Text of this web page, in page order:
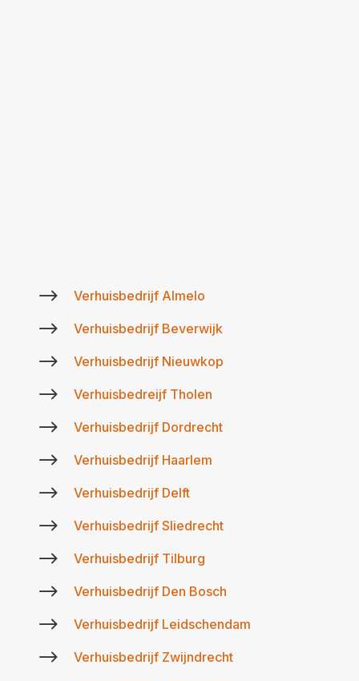
$ Verhuisbedrijf Almelo
$ Verhuisbedrijf Beverwijk
$ Verhuisbedrijf Nieuwkop
$ Verhuisbedreijf Tholen
$ Verhuisbedrijf Dordrecht
$ Verhuisbedrijf Haarlem
$ Verhuisbedrijf Delft
$ Verhuisbedrijf Sliedrecht
$ Verhuisbedrijf Tilburg
$ Verhuisbedrijf Den Bosch
$ Verhuisbedrijf Leidschendam
$ Verhuisbedrijf Zwijndrecht